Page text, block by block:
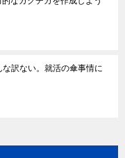
訳ない。就活の傘事情に